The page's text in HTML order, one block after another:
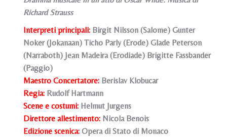
Richard Strauss
Interpreti principali: Birgit Nilsson (Salome) Gunter
Noker (Jokanaan) Ticho Parly (Erode) Glade Peterson
(Narraboth) Jean Madeira (Erodiade) Brigitte Fassbander
(Paggio)
Maestro Concertatore: Berislav Klobucar
Regia: Rudolf Hartmann
Scene e costumi: Helmut Jurgens
Direttore allestimento: Nicola Benois
Edizione scenica: Opera di Stato di Monaco